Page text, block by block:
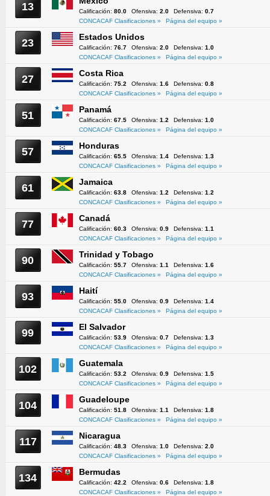
13 Calificación: 80.0 Ofensiva: 2.0 Defensiva: 0.7
CONCACAF Clasificaciones »
Página del equipo »
23 Estados Unidos
Calificación: 76.7 Ofensiva: 2.0 Defensiva: 1.0
CONCACAF Clasificaciones »
Página del equipo »
27 Costa Rica
Calificación: 75.2 Ofensiva: 1.6 Defensiva: 0.8
CONCACAF Clasificaciones »
Página del equipo »
51 Panamá
Calificación: 67.5 Ofensiva: 1.2 Defensiva: 1.0
CONCACAF Clasificaciones »
Página del equipo »
57 Honduras
Calificación: 65.5 Ofensiva: 1.4 Defensiva: 1.3
CONCACAF Clasificaciones »
Página del equipo »
61 Jamaica
Calificación: 63.8 Ofensiva: 1.2 Defensiva: 1.2
CONCACAF Clasificaciones »
Página del equipo »
77 Canadá
Calificación: 60.3 Ofensiva: 0.9 Defensiva: 1.1
CONCACAF Clasificaciones »
Página del equipo »
90 Trinidad y Tobago
Calificación: 55.7 Ofensiva: 1.1 Defensiva: 1.6
CONCACAF Clasificaciones »
Página del equipo »
93 Haití
Calificación: 55.0 Ofensiva: 0.9 Defensiva: 1.4
CONCACAF Clasificaciones »
Página del equipo »
99 El Salvador
Calificación: 53.9 Ofensiva: 0.7 Defensiva: 1.3
CONCACAF Clasificaciones »
Página del equipo »
102 Guatemala
Calificación: 53.2 Ofensiva: 0.9 Defensiva: 1.5
CONCACAF Clasificaciones »
Página del equipo »
104 Guadeloupe
Calificación: 51.8 Ofensiva: 1.1 Defensiva: 1.8
CONCACAF Clasificaciones »
Página del equipo »
117 Nicaragua
Calificación: 48.3 Ofensiva: 1.0 Defensiva: 2.0
CONCACAF Clasificaciones »
Página del equipo »
134 Bermudas
Calificación: 42.2 Ofensiva: 0.6 Defensiva: 1.8
CONCACAF Clasificaciones »
Página del equipo »